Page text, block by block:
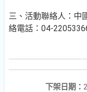
三、活動聯絡人：中
絡電話：04-
下架日期：